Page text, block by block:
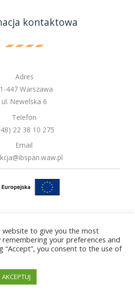
kontaktowa
Adres
447 Warszawa
ul. Newelska 6
Telefon
22 38 10 275
Email
Badań Systemowych Polskiej Akademii
Nauk
website to give you the most
your preferences and
“Accept”, you consent to the use of
AKCEPTUJ